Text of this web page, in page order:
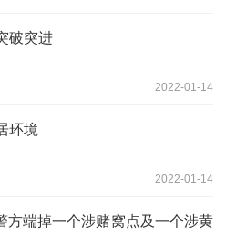
破突进
2022-01-14
环境
2022-01-14
方端掉一个涉赌窝点及一个涉黄